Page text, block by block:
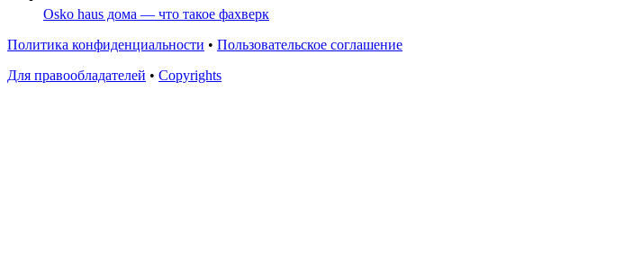
Osko haus дома — что такое фахверк
Политика конфиденциальности • Пользовательское соглашение
Для правообладателей • Copyrights